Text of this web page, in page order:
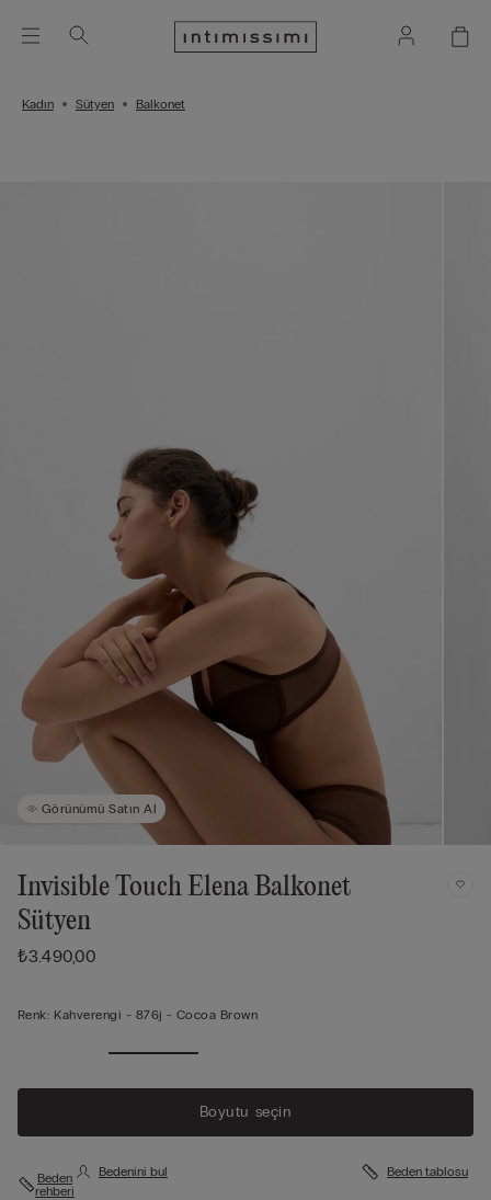
Kadın Sütyen Balkonet
Görünümü Satın Al
Invisible Touch Elena Balkonet
Sütyen
₺3.490,00
Renk: Kahverengi - 876j - Cocoa Brown
Boyutu seçin
Beden
rehberi
Bedenini bul Beden tablosu